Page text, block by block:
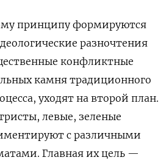
принципу формируются
разночтения
конфликтные
камня традиционного
уходят на второй план.
левые, зеленые
с различными
Главная их цель —